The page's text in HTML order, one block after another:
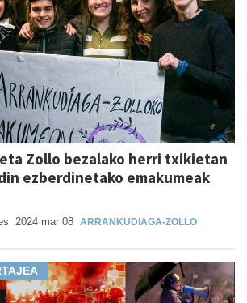
Zollo bezalako herri txikietan
ezberdinetako emakumeak
2024 mar 08 ARRANKUDIAGA-ZOLLO